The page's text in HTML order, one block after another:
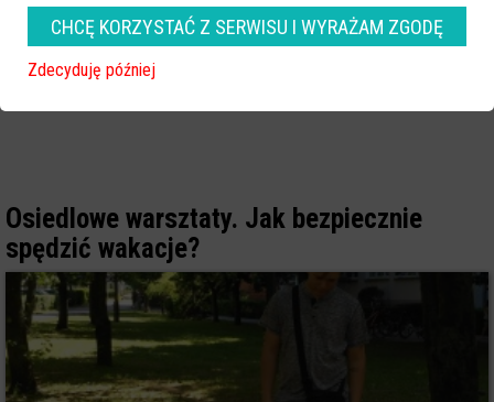
Osiedlowe warsztaty. Jak bezpiecznie
spędzić wakacje?
CHCĘ KORZYSTAĆ Z SERWISU I WYRAŻAM ZGODĘ
Zdecyduję później